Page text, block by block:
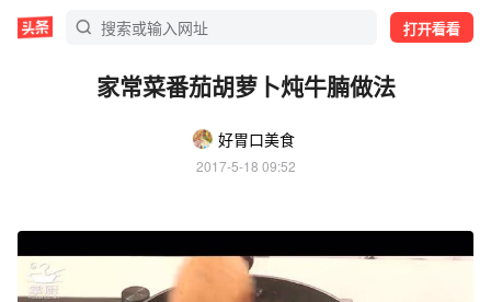
打开看看
家常菜番茄胡萝卜炖牛腩做法
好胃口美食
2017-5-18 09:52